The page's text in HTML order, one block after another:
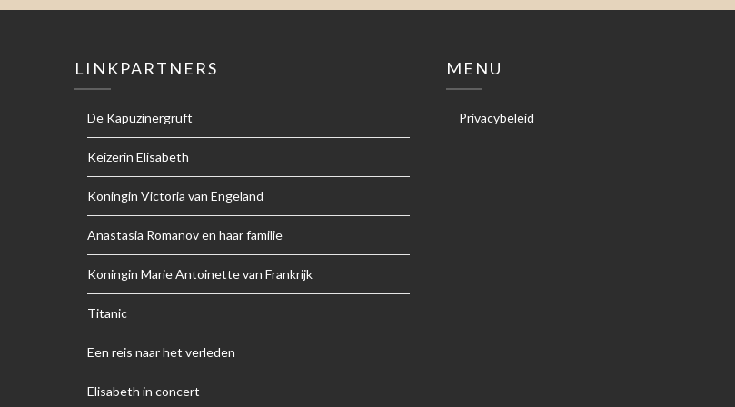
LINKPARTNERS
De Kapuzinergruft
Keizerin Elisabeth
Koningin Victoria van Engeland
Anastasia Romanov en haar familie
Koningin Marie Antoinette van Frankrijk
Titanic
Een reis naar het verleden
Elisabeth in concert
MENU
Privacybeleid